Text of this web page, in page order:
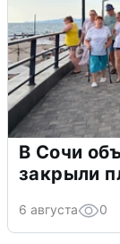
В Сочи
закрыли
6 августа 0